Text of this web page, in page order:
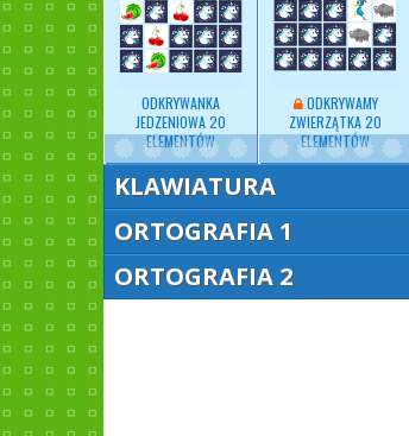
ODKRYWANKA
JEDZENIOWA 20
ELEMENTÓW
ODKRYWAMY
ZWIERZĄTKA 20
ELEMENTÓW
KLAWIATURA
ORTOGRAFIA 1
ORTOGRAFIA 2